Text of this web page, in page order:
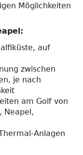
Möglichkeiten
auf
zwischen
je nach
am Golf von
Neapel,
Anlagen